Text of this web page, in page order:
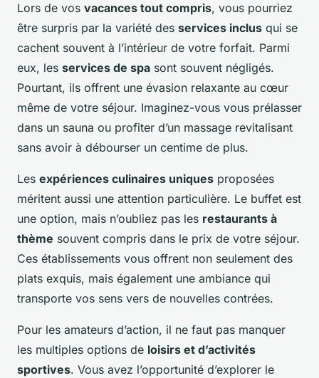
Lors de vos vacances tout compris, vous pourriez
être surpris par la variété des services inclus qui se
cachent souvent à l’intérieur de votre forfait. Parmi
eux, les services de spa sont souvent négligés.
Pourtant, ils offrent une évasion relaxante au cœur
même de votre séjour. Imaginez-vous vous prélasser
dans un sauna ou profiter d’un massage revitalisant
sans avoir à débourser un centime de plus.
Les expériences culinaires uniques proposées
méritent aussi une attention particulière. Le buffet est
une option, mais n’oubliez pas les restaurants à
thème souvent compris dans le prix de votre séjour.
Ces établissements vous offrent non seulement des
plats exquis, mais également une ambiance qui
transporte vos sens vers de nouvelles contrées.
Pour les amateurs d’action, il ne faut pas manquer
les multiples options de loisirs et d’activités
sportives. Vous avez l’opportunité d’explorer le